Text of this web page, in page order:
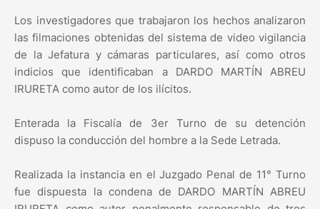
Los investigadores que trabajaron los hechos analizaron
las filmaciones obtenidas del sistema de video vigilancia
de la Jefatura y cámaras particulares, así como otros
indicios que identificaban a DARDO MARTÍN ABREU
IRURETA como autor de los ilícitos.
Enterada la Fiscalía de 3er Turno de su detención
dispuso la conducción del hombre a la Sede Letrada.
Realizada la instancia en el Juzgado Penal de 11° Turno
fue dispuesta la condena de DARDO MARTÍN ABREU